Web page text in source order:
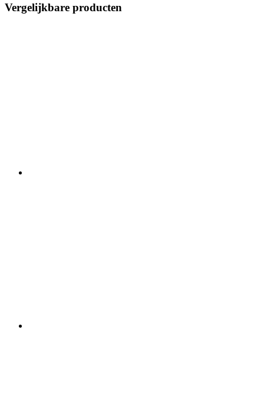
Vergelijkbare producten